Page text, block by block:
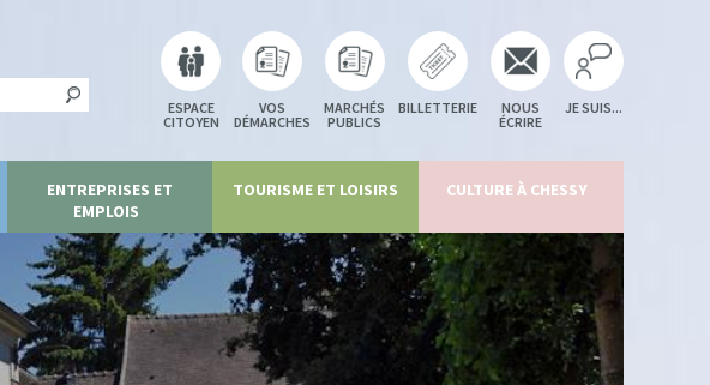
ESPACE
CITOYEN
VOS
DÉMARCHES
MARCHÉS
PUBLICS
BILLETTERIE
NOUS
ÉCRIRE
JE SUIS...
ENTREPRISES ET
EMPLOIS
TOURISME ET LOISIRS CULTURE À CHESSY